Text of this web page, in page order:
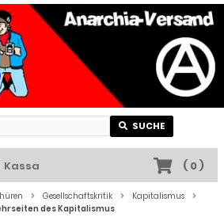
SUCHE
Kassa ( 0)
Gesellschaftskritik
Kapitalismus
des Kapitalismus